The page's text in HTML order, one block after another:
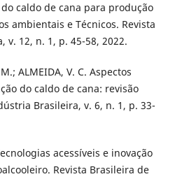
caldo de cana para produção
ambientais e Técnicos. Revista
12, n. 1, p. 45-58, 2022.
ALMEIDA, V. C. Aspectos
do caldo de cana: revisão
Brasileira, v. 6, n. 1, p. 33-
acessíveis e inovação
Revista Brasileira de